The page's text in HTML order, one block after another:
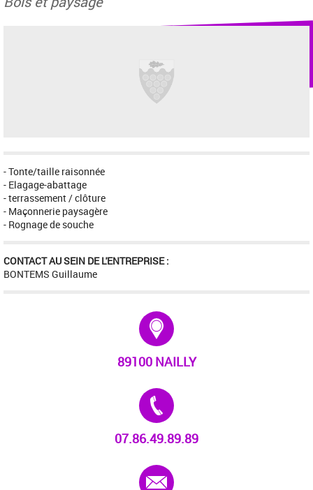
- Tonte/taille raisonnée
- Elagage-abattage
- terrassement / clôture
- Maçonnerie paysagère
- Rognage de souche
CONTACT AU SEIN DE L'ENTREPRISE :
BONTEMS Guillaume
89100 NAILLY
07.86.49.89.89